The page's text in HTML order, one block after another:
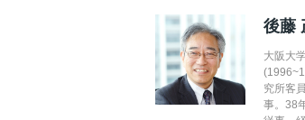
後藤
大阪大
究所客
事。38